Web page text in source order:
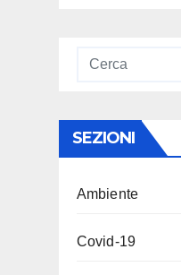
SEZIONI
Ambiente
Covid-19